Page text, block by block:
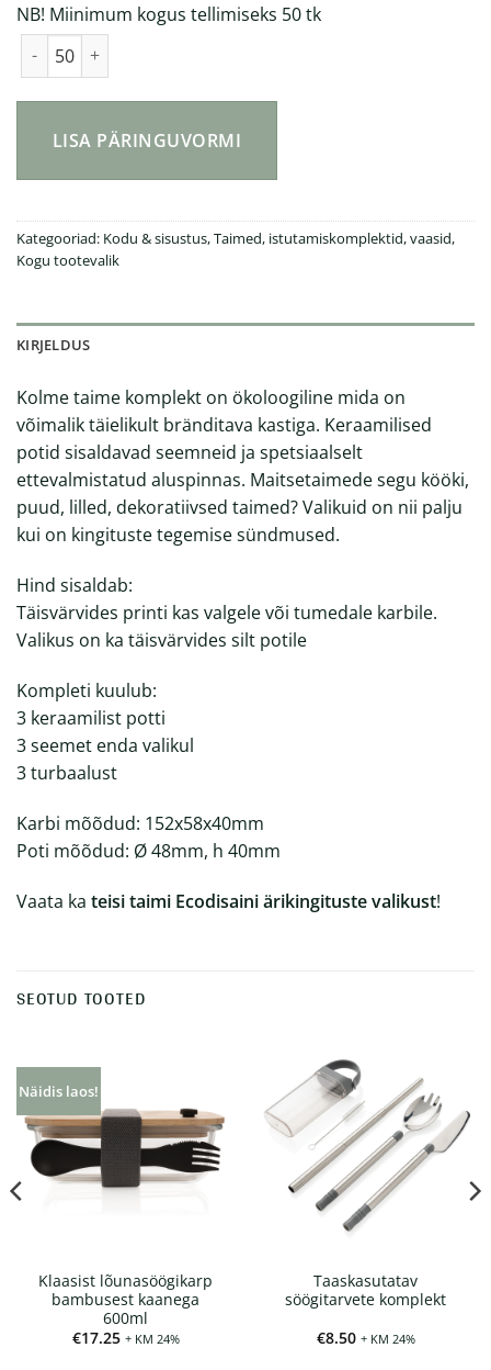
NB! Miinimum kogus tellimiseks 50 tk
LISA PÄRINGUVORMI
Kategooriad: Kodu & sisustus,Taimed, istutamiskomplektid, vaasid,
Kogu tootevalik
KIRJELDUS
Kolme taime komplekt on ökoloogiline mida on
võimalik täielikult bränditava kastiga. Keraamilised
potid sisaldavad seemneid ja spetsiaalselt
ettevalmistatud aluspinnas. Maitsetaimede segu kööki,
puud, lilled, dekoratiivsed taimed? Valikuid on nii palju
kui on kingituste tegemise sündmused.
Hind sisaldab:
Täisvärvides printi kas valgele või tumedale karbile.
Valikus on ka täisvärvides silt potile
Kompleti kuulub:
3 keraamilist potti
3 seemet enda valikul
3 turbaalust
Karbi mõõdud: 152x58x40mm
Poti mõõdud: Ø 48mm, h 40mm
Vaata ka teisi taimi Ecodisaini ärikingituste valikust!
SEOTUD TOOTED
Näidis laos!
Klaasist lõunasöögikarp
bambusest kaanega
600ml
€17.25 + KM 24%
Taaskasutatav
söögitarvete komplekt
€8.50 + KM 24%